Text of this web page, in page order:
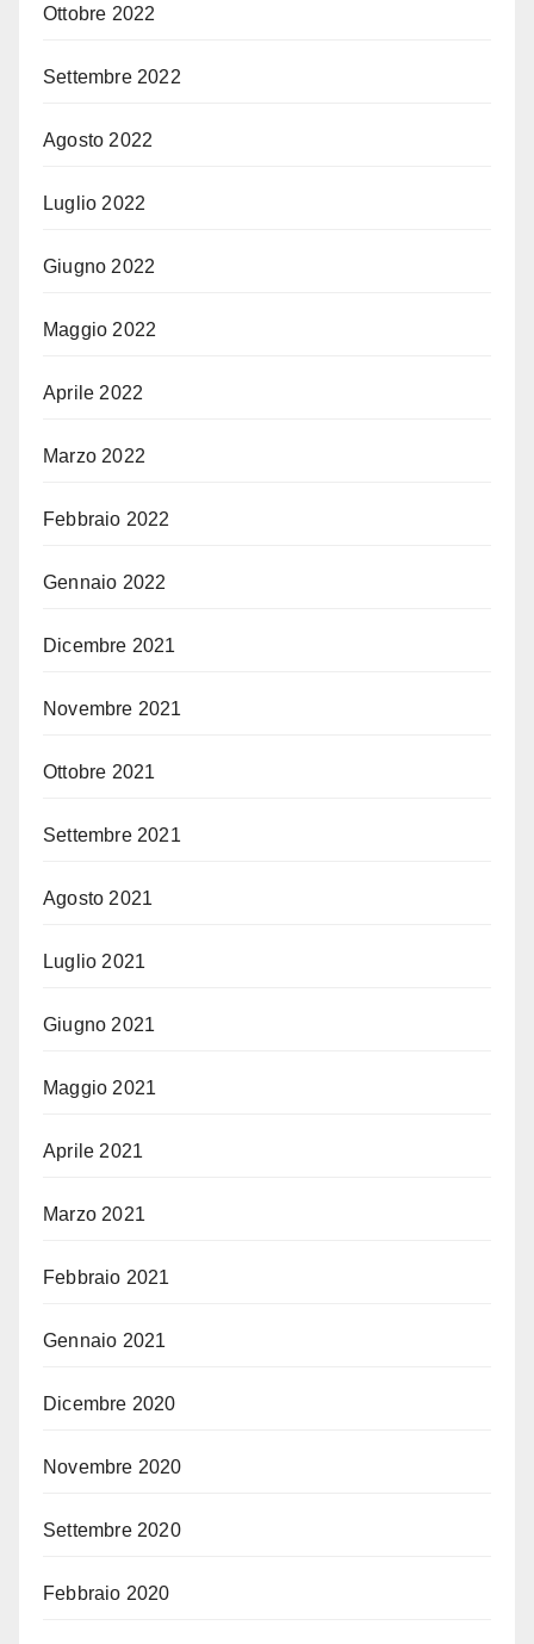
Ottobre 2022
Settembre 2022
Agosto 2022
Luglio 2022
Giugno 2022
Maggio 2022
Aprile 2022
Marzo 2022
Febbraio 2022
Gennaio 2022
Dicembre 2021
Novembre 2021
Ottobre 2021
Settembre 2021
Agosto 2021
Luglio 2021
Giugno 2021
Maggio 2021
Aprile 2021
Marzo 2021
Febbraio 2021
Gennaio 2021
Dicembre 2020
Novembre 2020
Settembre 2020
Febbraio 2020